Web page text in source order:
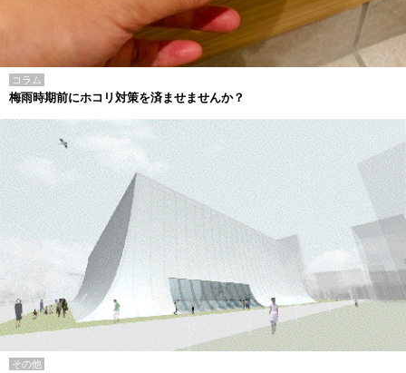
コラム
梅雨時期前にホコリ対策を済ませませんか？
その他